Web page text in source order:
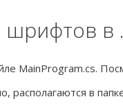
в
MainProgram.cs.
в